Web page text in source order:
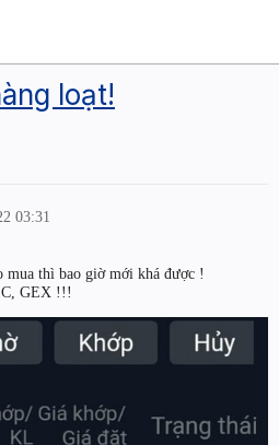
loạt!
03:31
mua thì bao giờ mới khá được !
GEX !!!